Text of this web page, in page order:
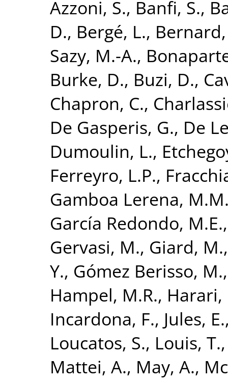
Azzoni, S., Banfi, S.,
D., Bergé, L., Bernard,
Sazy, M.-A.,
Burke, D., Buzi, D.,
Chapron, C.,
De Gasperis, G., De
Dumoulin, L.,
Ferreyro, L.P.,
Gamboa Lerena,
García Redondo, M.E.
Gervasi, M., Giard, M.
Y., Gómez Berisso, M.
Hampel, M.R., Harari,
Incardona, F., Jules, E.
Loucatos, S., Louis, T.
Mattei, A., May, A.,